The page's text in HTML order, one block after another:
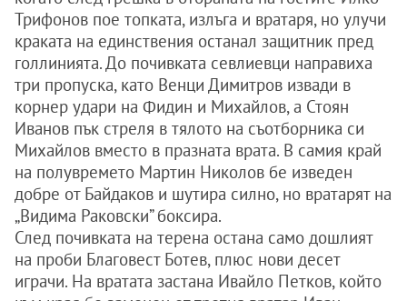
Трифонов пое топката, излъга и вратаря, но улучи
краката на единствения останал защитник пред
голлинията. До почивката севлиевци направиха
три пропуска, като Венци Димитров извади в
корнер удари на Фидин и Михайлов, а Стоян
Иванов пък стреля в тялото на съотборника си
Михайлов вместо в празната врата. В самия край
на полувремето Мартин Николов бе изведен
добре от Байдаков и шутира силно, но вратарят на
„Видима Раковски” боксира.
След почивката на терена остана само дошлият
на проби Благовест Ботев, плюс нови десет
играчи. На вратата застана Ивайло Петков, който